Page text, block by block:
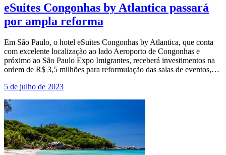
eSuites Congonhas by Atlantica passará
por ampla reforma
Em São Paulo, o hotel eSuites Congonhas by Atlantica, que conta
com excelente localização ao lado Aeroporto de Congonhas e
próximo ao São Paulo Expo Imigrantes, receberá investimentos na
ordem de R$ 3,5 milhões para reformulação das salas de eventos,…
5 de julho de 2023